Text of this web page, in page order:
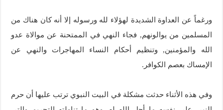
ورغماً عن العداوة الشديدة لهؤلاء لله ورسوله إلا أنه كان هناك من
المسلمين من يوالونهم, فجاء النهي في الممتحنة عن موالاة عدو
الله والمؤمنين, وتنظيم أحكام النساء المهاجرات والنهي عن
الإمساك بعصم الكوافر.
وفي هذه الأثناء حدثت مشكلة في البيت النبوي ترتب عليها أن حرم